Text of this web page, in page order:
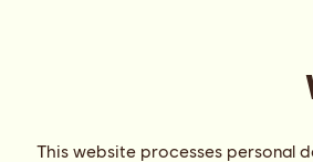
This website processes personal